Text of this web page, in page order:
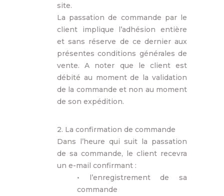
site.
La passation de commande par le
client implique l’adhésion entière
et sans réserve de ce dernier aux
présentes conditions générales de
vente. A noter que le client est
débité au moment de la validation
de la commande et non au moment
de son expédition.
2. La confirmation de commande
Dans l’heure qui suit la passation
de sa commande, le client recevra
un e-mail confirmant :
• l’enregistrement de sa
commande